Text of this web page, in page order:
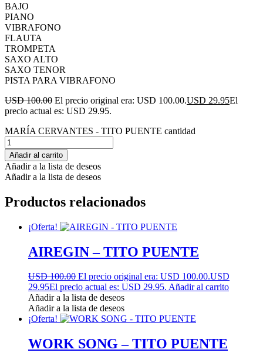
BAJO
PIANO
VIBRAFONO
FLAUTA
TROMPETA
SAXO ALTO
SAXO TENOR
PISTA PARA VIBRAFONO
USD 100.00 El precio original era: USD 100.00.USD 29.95El
precio actual es: USD 29.95.
MARÍA CERVANTES - TITO PUENTE cantidad
Añadir al carrito
Añadir a la lista de deseos
Añadir a la lista de deseos
Productos relacionados
¡Oferta!
AIREGIN – TITO PUENTE
USD 100.00 El precio original era: USD 100.00.USD
29.95El precio actual es: USD 29.95. Añadir al carrito
Añadir a la lista de deseos
Añadir a la lista de deseos
¡Oferta!
WORK SONG – TITO PUENTE